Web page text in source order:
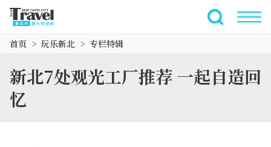
全文搜索
首页 玩乐新北 专栏特辑
新北7处观光工厂推荐 一起自造回
忆